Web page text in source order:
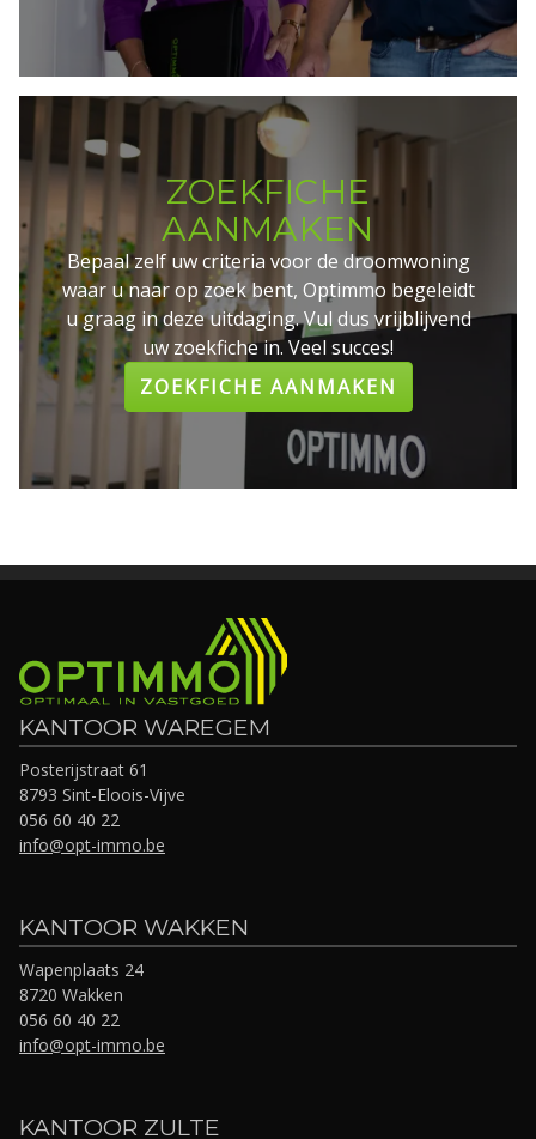
ZOEKFICHE
AANMAKEN
Bepaal zelf uw criteria voor de droomwoning
waar u naar op zoek bent, Optimmo begeleidt
u graag in deze uitdaging. Vul dus vrijblijvend
uw zoekfiche in. Veel succes!
ZOEKFICHE AANMAKEN
KANTOOR WAREGEM
Posterijstraat 61
8793 Sint-Eloois-Vijve
056 60 40 22
info@opt-immo.be
KANTOOR WAKKEN
Wapenplaats 24
8720 Wakken
056 60 40 22
info@opt-immo.be
KANTOOR ZULTE